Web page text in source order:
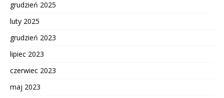
grudzień 2025
luty 2025
grudzień 2023
lipiec 2023
czerwiec 2023
maj 2023